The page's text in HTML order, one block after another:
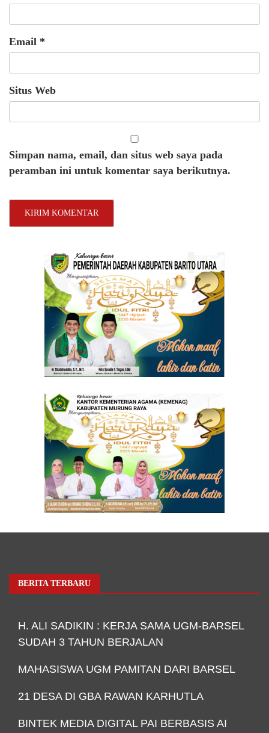
Email *
Situs Web
Simpan nama, email, dan situs web saya pada
peramban ini untuk komentar saya berikutnya.
BERITA TERBARU
H. ALI SADIKIN : KERJA SAMA UGM-BARSEL
SUDAH 3 TAHUN BERJALAN
MAHASISWA UGM PAMITAN DARI BARSEL
21 DESA DI GBA RAWAN KARHUTLA
BINTEK MEDIA DIGITAL PAI BERBASIS AI